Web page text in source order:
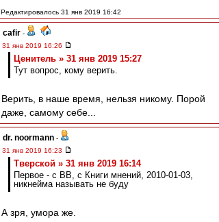
Редактировалось 31 янв 2019 16:42
cafir -
31 янв 2019 16:26
Ценитель » 31 янв 2019 15:27
Тут вопрос, кому верить.
Верить, в наше время, нельзя никому. Порой
даже, самому себе...
dr. noormann -
31 янв 2019 16:23
Тверской » 31 янв 2019 16:14
Первое - с ВВ, с Книги мнений, 2010-01-03,
никнейма называть не буду
А зря, умора же.